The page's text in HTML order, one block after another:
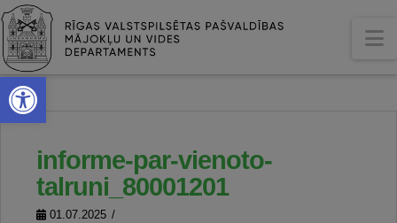
Open toolbar
informe-par-vienoto-
talruni_80001201
01.07.2025